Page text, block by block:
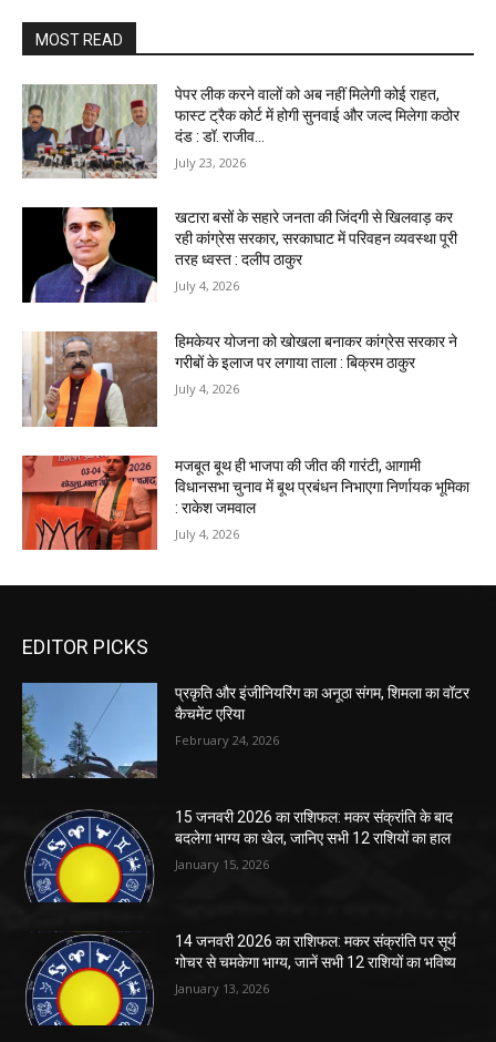
MOST READ
पेपर लीक करने वालों को अब नहीं मिलेगी कोई राहत,
फास्ट ट्रैक कोर्ट में होगी सुनवाई और जल्द मिलेगा कठोर
दंड : डॉ. राजीव...
July 23, 2026
खटारा बसों के सहारे जनता की जिंदगी से खिलवाड़ कर
रही कांग्रेस सरकार, सरकाघाट में परिवहन व्यवस्था पूरी
तरह ध्वस्त : दलीप ठाकुर
July 4, 2026
हिमकेयर योजना को खोखला बनाकर कांग्रेस सरकार ने
गरीबों के इलाज पर लगाया ताला : बिक्रम ठाकुर
July 4, 2026
मजबूत बूथ ही भाजपा की जीत की गारंटी, आगामी
विधानसभा चुनाव में बूथ प्रबंधन निभाएगा निर्णायक भूमिका
: राकेश जमवाल
July 4, 2026
EDITOR PICKS
प्रकृति और इंजीनियरिंग का अनूठा संगम, शिमला का वॉटर
कैचमेंट एरिया
February 24, 2026
15 जनवरी 2026 का राशिफल: मकर संक्रांति के बाद
बदलेगा भाग्य का खेल, जानिए सभी 12 राशियों का हाल
January 15, 2026
14 जनवरी 2026 का राशिफल: मकर संक्रांति पर सूर्य
गोचर से चमकेगा भाग्य, जानें सभी 12 राशियों का भविष्य
January 13, 2026